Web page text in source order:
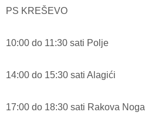
PS KREŠEVO
10:00 do 11:30 sati Polje
14:00 do 15:30 sati Alagići
17:00 do 18:30 sati Rakova Noga